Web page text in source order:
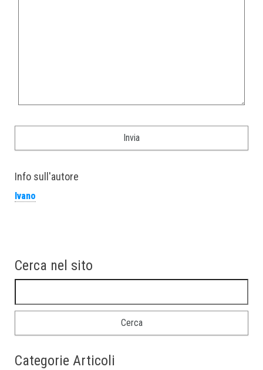
Info sull'autore
Ivano
Cerca nel sito
Categorie Articoli